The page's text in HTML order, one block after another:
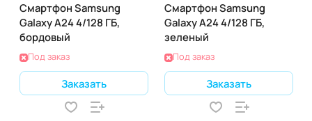
Смартфон Samsung
Galaxy A24 4/128 ГБ,
бордовый
Под заказ
Заказать
Смартфон Samsung
Galaxy A24 4/128 ГБ,
зеленый
Под заказ
Заказать